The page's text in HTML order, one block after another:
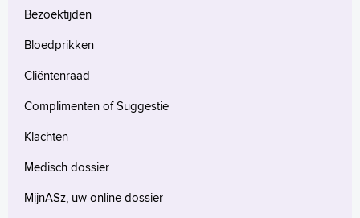
Bezoektijden
Bloedprikken
Cliëntenraad
Complimenten of Suggestie
Klachten
Medisch dossier
MijnASz, uw online dossier